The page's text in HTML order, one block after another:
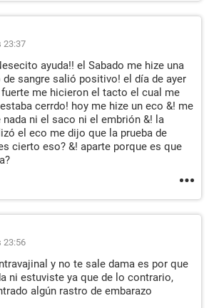
23:37
ayuda!! el Sabado me hize una
de sangre salió positivo! el día de ayer
me hicieron el tacto el cual me
cerrdo! hoy me hize un eco &! me
ni el saco ni el embrión &! la
el eco me dijo que la prueba de
cierto eso? &! aparte porque es que
23:56
y no te sale dama es por que
ni estuviste ya que de lo contrario,
algún rastro de embarazo